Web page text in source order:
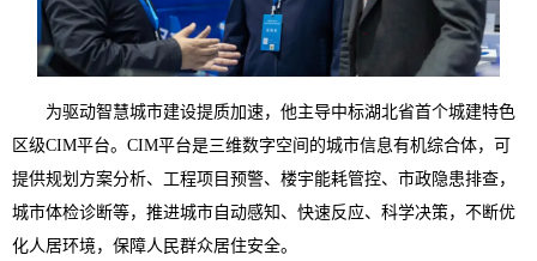
为驱动智慧城市建设提质加速，他主导中标湖北省首个城建特色
区级CIM平台。CIM平台是三维数字空间的城市信息有机综合体，可
提供规划方案分析、工程项目预警、楼宇能耗管控、市政隐患排查，
城市体检诊断等，推进城市自动感知、快速反应、科学决策，不断优
化人居环境，保障人民群众居住安全。